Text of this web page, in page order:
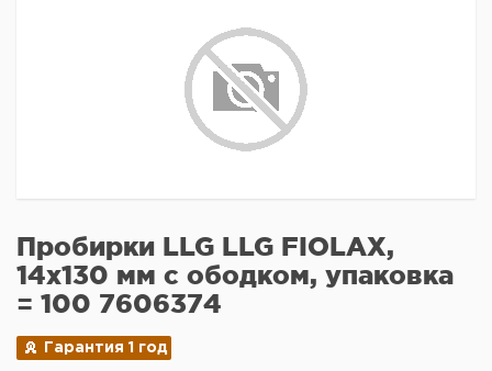
Пробирки LLG LLG FIOLAX,
14x130 мм с ободком, упаковка
= 100 7606374
Гарантия 1 год